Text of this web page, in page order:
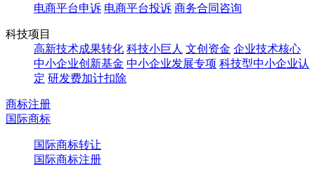
电商平台申诉 电商平台投诉 商务合同咨询
科技项目
高新技术成果转化 科技小巨人 文创资金 企业技术核心
中小企业创新基金 中小企业发展专项 科技型中小企业认
定 研发费加计扣除
商标注册
国际商标
国际商标转让
国际商标注册